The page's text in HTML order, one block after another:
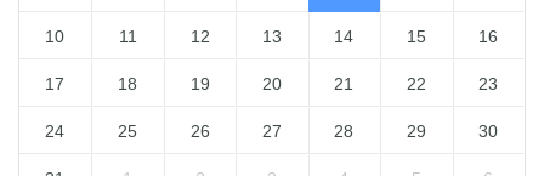
10 11 12 13 14 15 16
17 18 19 20 21 22 23
24 25 26 27 28 29 30